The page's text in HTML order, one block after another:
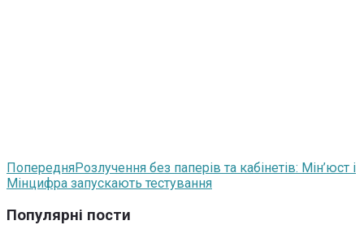
ПопередняРозлучення без паперів та кабінетів: Мін’юст і
Мінцифра запускають тестування
Популярні пости